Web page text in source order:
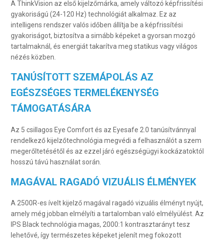
A ThinkVision az első kijelzőmárka, amely változó képfrissítési
gyakoriságú (24-120 Hz) technológiát alkalmaz. Ez az
intelligens rendszer valós időben állítja be a képfrissítési
gyakoriságot, biztosítva a simább képeket a gyorsan mozgó
tartalmaknál, és energiát takarítva meg statikus vagy világos
nézés közben.
TANÚSÍTOTT SZEMÁPOLÁS AZ
EGÉSZSÉGES TERMELÉKENYSÉG
TÁMOGATÁSÁRA
Az 5 csillagos Eye Comfort és az Eyesafe 2.0 tanúsítvánnyal
rendelkező kijelzőtechnológia megvédi a felhasználót a szem
megerőltetésétől és az ezzel járó egészségügyi kockázatoktól
hosszú távú használat során.
MAGÁVAL RAGADÓ VIZUÁLIS ÉLMÉNYEK
A 2500R-es ívelt kijelző magával ragadó vizuális élményt nyújt,
amely még jobban elmélyíti a tartalomban való elmélyülést. Az
IPS Black technológia magas, 2000:1 kontrasztarányt tesz
lehetővé, így természetes képeket jelenít meg fokozott